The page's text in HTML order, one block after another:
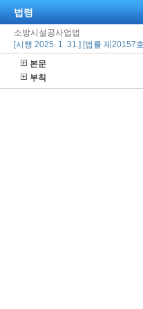
법령
소방시설공사업법
[시행 2025. 1. 31.] [법률 제20157
본문
부칙